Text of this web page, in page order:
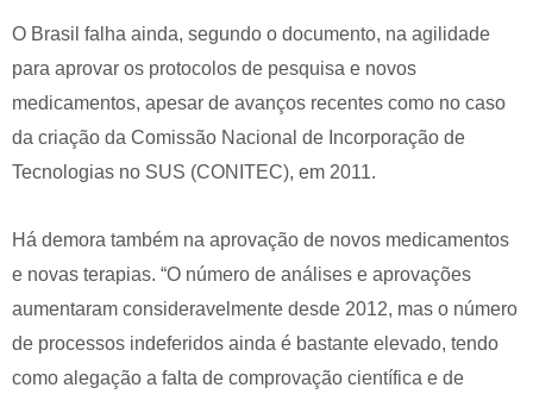
O Brasil falha ainda, segundo o documento, na agilidade
para aprovar os protocolos de pesquisa e novos
medicamentos, apesar de avanços recentes como no caso
da criação da Comissão Nacional de Incorporação de
Tecnologias no SUS (CONITEC), em 2011.
Há demora também na aprovação de novos medicamentos
e novas terapias. “O número de análises e aprovações
aumentaram consideravelmente desde 2012, mas o número
de processos indeferidos ainda é bastante elevado, tendo
como alegação a falta de comprovação científica e de